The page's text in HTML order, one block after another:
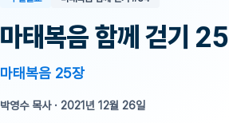
마태복음 함께 걷기 25
마태복음 25장
박영수 목사· 2021년 12월 26일